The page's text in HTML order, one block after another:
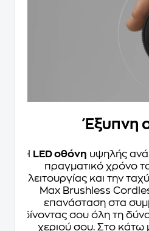
Έξυπνη
Η LED οθόνη υψηλής
πραγματικό χρόνο
λειτουργίας και την
Max Brushless
επανάσταση στα
δίνοντας σου όλη τη
χεριού σου. Στο κάτω